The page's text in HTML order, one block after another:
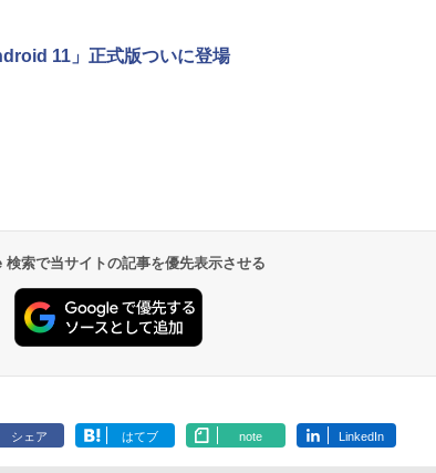
11」正式版ついに登場
索で当サイトの記事を優先表示させる
シェア はてブ note LinkedIn